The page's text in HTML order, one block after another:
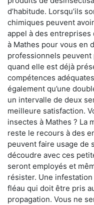
d’habitude. Lorsqu’ils
chimiques peuvent
appel à des
à Mathes pour vous en
professionnels
quand elle est déjà
compétences
également qu’une
un intervalle de deux
meilleure satisfaction.
insectes à Mathes ? La
reste le recours à des
peuvent faire usage de
découdre avec ces
seront employés et
résister. Une
fléau qui doit être pris
propagation. Vous ne